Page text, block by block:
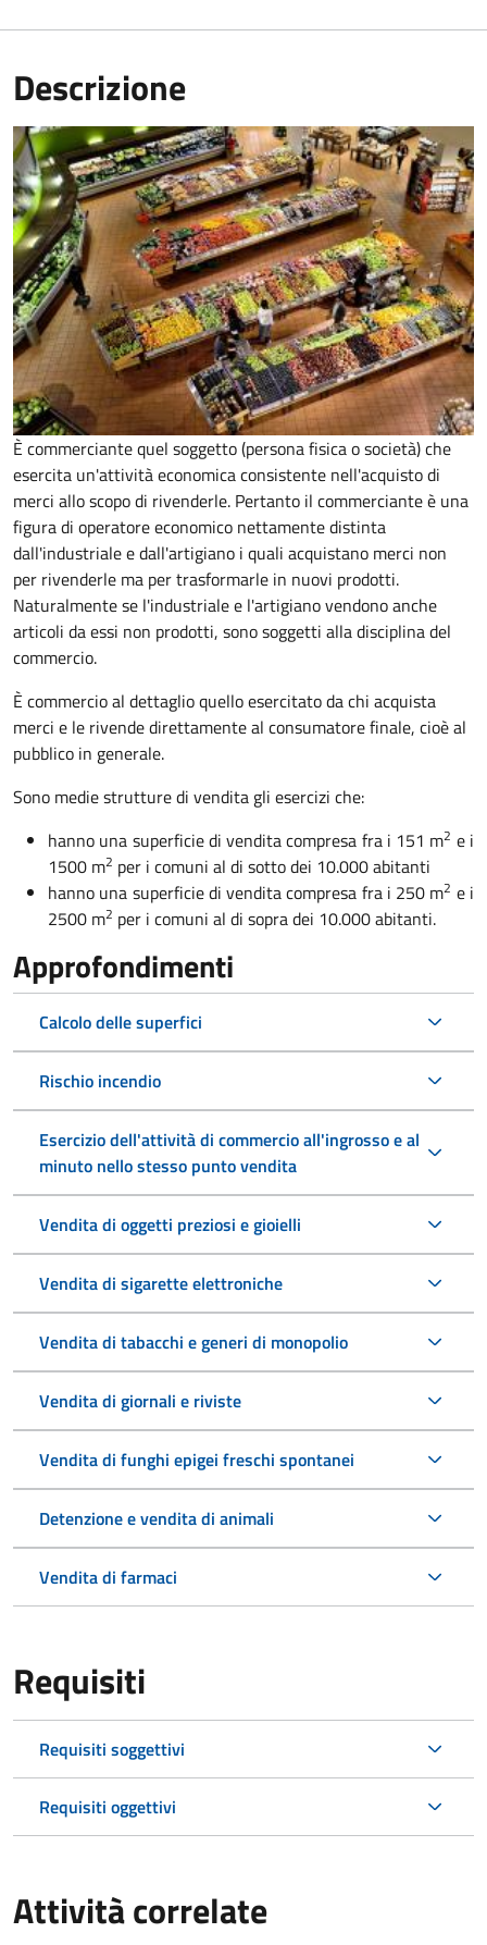
Descrizione
È commerciante quel soggetto (persona fisica o società) che
esercita un'attività economica consistente nell'acquisto di
merci allo scopo di rivenderle. Pertanto il commerciante è una
figura di operatore economico nettamente distinta
dall'industriale e dall'artigiano i quali acquistano merci non
per rivenderle ma per trasformarle in nuovi prodotti.
Naturalmente se l'industriale e l'artigiano vendono anche
articoli da essi non prodotti, sono soggetti alla disciplina del
commercio.
È commercio al dettaglio quello esercitato da chi acquista
merci e le rivende direttamente al consumatore finale, cioè al
pubblico in generale.
Sono medie strutture di vendita gli esercizi che:
hanno una superficie di vendita compresa fra i 151 m2 e i
1500 m2 per i comuni al di sotto dei 10.000 abitanti
hanno una superficie di vendita compresa fra i 250 m2 e i
2500 m2 per i comuni al di sopra dei 10.000 abitanti.
Approfondimenti
Calcolo delle superfici
Rischio incendio
Esercizio dell'attività di commercio all'ingrosso e al
minuto nello stesso punto vendita
Vendita di oggetti preziosi e gioielli
Vendita di sigarette elettroniche
Vendita di tabacchi e generi di monopolio
Vendita di giornali e riviste
Vendita di funghi epigei freschi spontanei
Detenzione e vendita di animali
Vendita di farmaci
Requisiti
Requisiti soggettivi
Requisiti oggettivi
Attività correlate